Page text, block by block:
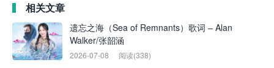
相关文章
遗忘之海（Sea of Remnants）歌词 – Alan
Walker/张韶涵
2026-07-08 阅读(338)